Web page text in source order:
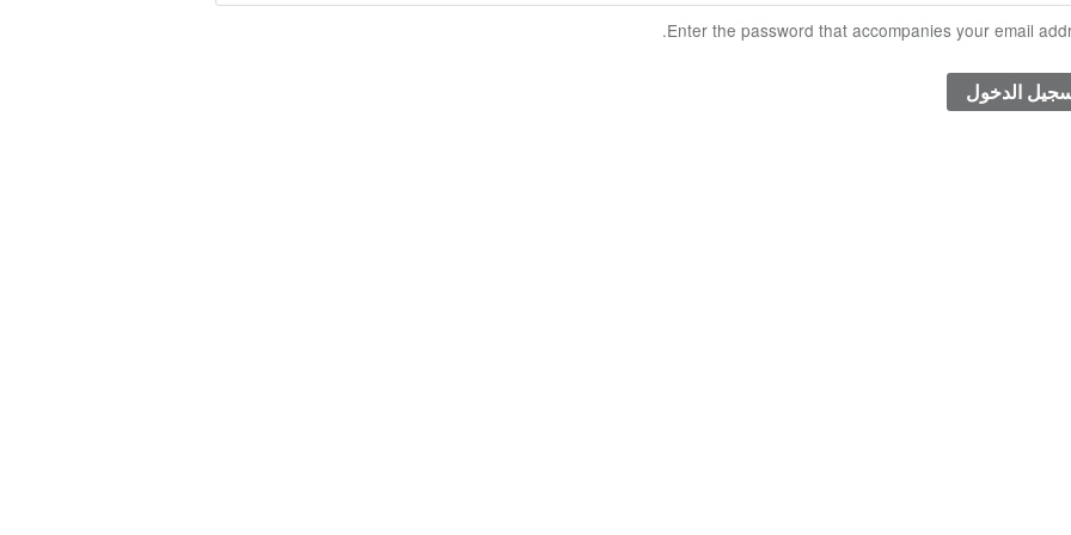
Enter the password that accompanies your email